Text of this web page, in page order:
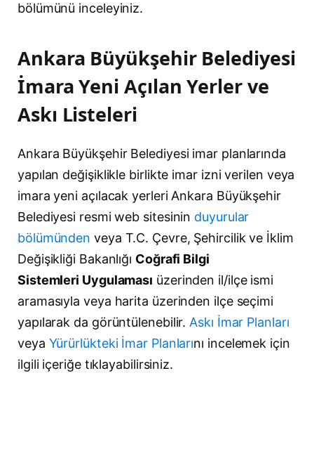
bölümünü inceleyiniz.
Ankara Büyükşehir Belediyesi
İmara Yeni Açılan Yerler ve
Askı Listeleri
Ankara Büyükşehir Belediyesi imar planlarında
yapılan değişiklikle birlikte imar izni verilen veya
imara yeni açılacak yerleri Ankara Büyükşehir
Belediyesi resmi web sitesinin duyurular
bölümünden veya T.C. Çevre, Şehircilik ve İklim
Değişikliği Bakanlığı Coğrafi Bilgi
Sistemleri Uygulaması üzerinden il/ilçe ismi
aramasıyla veya harita üzerinden ilçe seçimi
yapılarak da görüntülenebilir. Askı İmar Planları
veya Yürürlükteki İmar Planlarını incelemek için
ilgili içeriğe tıklayabilirsiniz.